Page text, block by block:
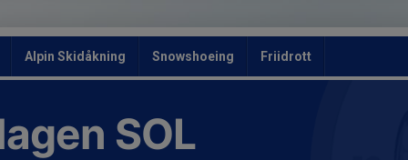
Alpin Skidåkning Snowshoeing Friidrott
SOL